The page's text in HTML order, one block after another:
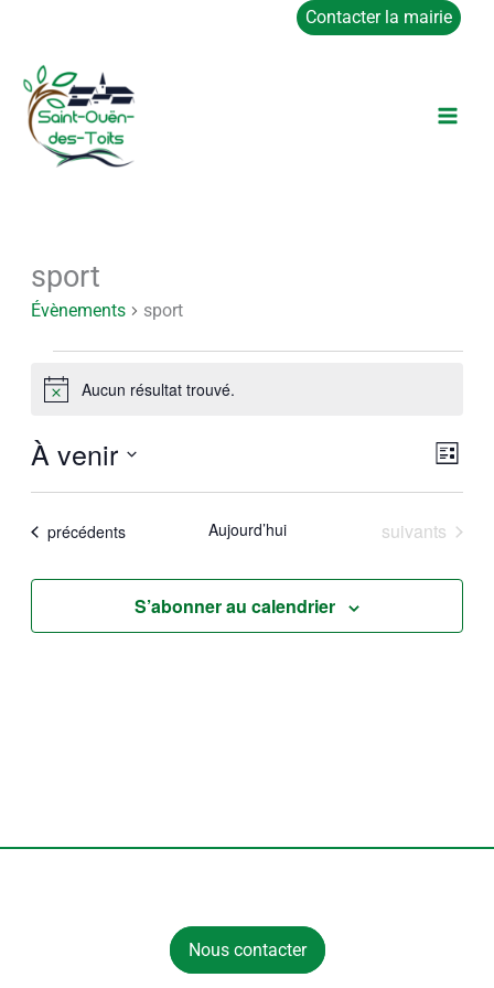
contenu
Contacter la mairie
sport
Évènements sport
Évènements
NoticeAucun résultat trouvé.
Liste
À venir
Sélectionnez
uneÉvènements
précédents Aujourd’hui Évènements
suivants
S’abonner au calendrier
Nous contacter